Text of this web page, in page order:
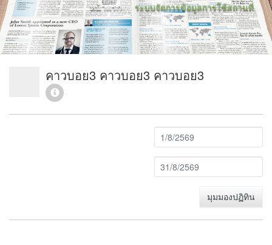
หน้าแรก ระบบจัดการข้อมูลการใช้สถานที่
คาวบอย3 คาวบอย3 คาวบอย3
มุมมองปฏิทิน